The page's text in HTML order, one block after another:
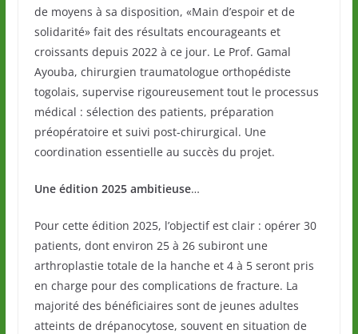
de moyens à sa disposition, «Main d’espoir et de
solidarité» fait des résultats encourageants et
croissants depuis 2022 à ce jour. Le Prof. Gamal
Ayouba, chirurgien traumatologue orthopédiste
togolais, supervise rigoureusement tout le processus
médical : sélection des patients, préparation
préopératoire et suivi post-chirurgical. Une
coordination essentielle au succès du projet.
Une édition 2025 ambitieuse…
Pour cette édition 2025, l’objectif est clair : opérer 30
patients, dont environ 25 à 26 subiront une
arthroplastie totale de la hanche et 4 à 5 seront pris
en charge pour des complications de fracture. La
majorité des bénéficiaires sont de jeunes adultes
atteints de drépanocytose, souvent en situation de